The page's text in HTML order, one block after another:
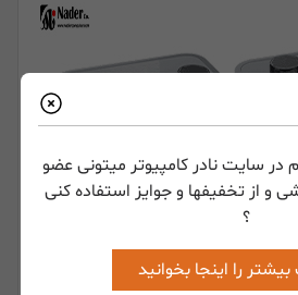
در سایت نادر کامپیوتر میتونی عضو
و از تخفیفها و جوایز استفاده کنی
؟
بیشتر را اینجا بخوانید